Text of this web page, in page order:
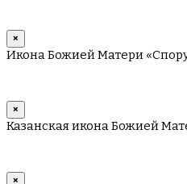
×
Икона Божией Матери
×
Казанская икона Божией
×